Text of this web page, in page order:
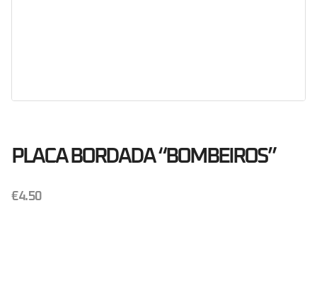
PLACA BORDADA “BOMBEIROS”
€4.50